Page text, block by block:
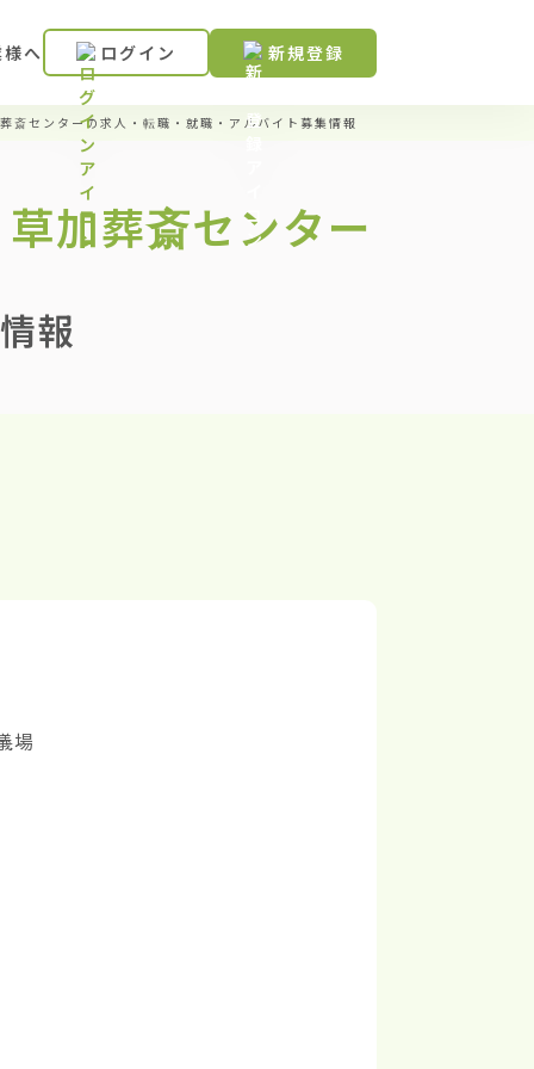
へ ログイン 新規登録
斎センターの求人・転職・就職・アルバイト募集情報
加葬斎センター
報